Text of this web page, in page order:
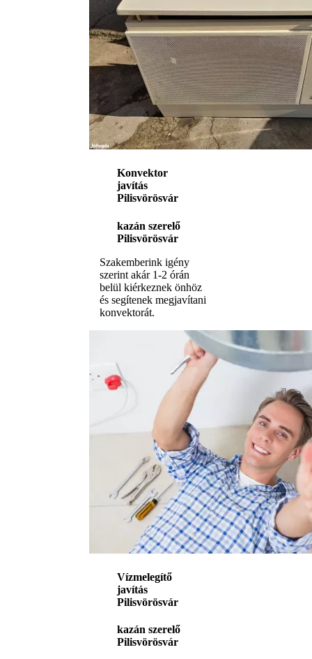
Konvektor
javítás
Pilisvörösvár
kazán szerelő
Pilisvörösvár
Szakemberink igény
szerint akár 1-2 órán
belül kiérkeznek önhöz
és segítenek megjavítani
konvektorát.
Vízmelegítő
javítás
Pilisvörösvár
kazán szerelő
Pilisvörösvár